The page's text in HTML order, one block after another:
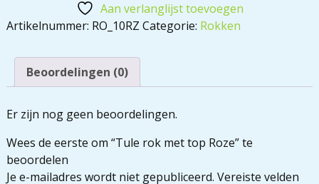
Aan verlanglijst toevoegen
Artikelnummer: RO_10RZ Categorie: Rokken
Beoordelingen (0)
Er zijn nog geen beoordelingen.
Wees de eerste om “Tule rok met top Roze” te
beoordelen
Je e-mailadres wordt niet gepubliceerd. Vereiste velden